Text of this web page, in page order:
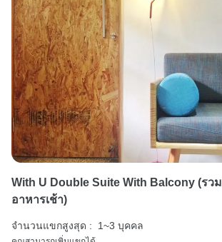
With U Double Suite With Balcony (รวม
อาหารเช้า)
จำนวนแขกสูงสุด : 1~3 บุคคล